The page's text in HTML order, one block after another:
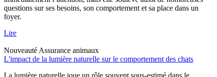
questions sur ses besoins, son comportement et sa place dans un
foyer.
Lire
Nouveauté Assurance animaux
L'impact de la lumière naturelle sur le comportement des chats